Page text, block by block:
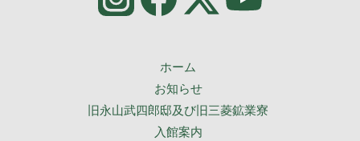
ホーム
お知らせ
旧永山武四郎邸及び旧三菱鉱業寮
入館案内